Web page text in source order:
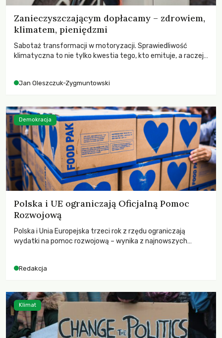
Zanieczyszczającym dopłacamy – zdrowiem,
klimatem, pieniędzmi
Sabotaż transformacji w motoryzacji. Sprawiedliwość
klimatyczna to nie tylko kwestia tego, kto emituje, a raczej
Jan Oleszczuk-Zygmuntowski
Polska i UE ograniczają Oficjalną Pomoc
Rozwojową
Polska i Unia Europejska trzeci rok z rzędu ograniczają
wydatki na pomoc rozwojową – wynika z najnowszych
odnotowano największe tąpnięcie ODA w historii. Jakie będą
kryzysami i ubóstwem?
Redakcja
Demokracja
Klimat